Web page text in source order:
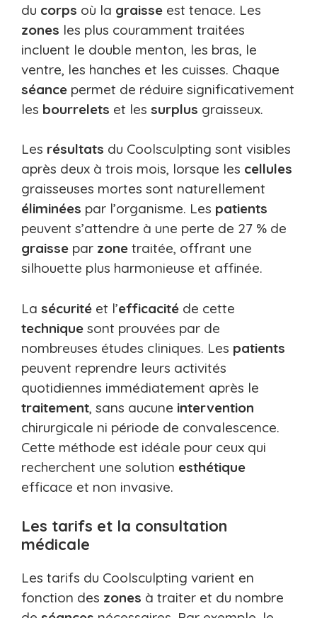
du corps où la graisse est tenace. Les
zones les plus couramment traitées
incluent le double menton, les bras, le
ventre, les hanches et les cuisses. Chaque
séance permet de réduire significativement
les bourrelets et les surplus graisseux.
Les résultats du Coolsculpting sont visibles
après deux à trois mois, lorsque les cellules
graisseuses mortes sont naturellement
éliminées par l’organisme. Les patients
peuvent s’attendre à une perte de 27 % de
graisse par zone traitée, offrant une
silhouette plus harmonieuse et affinée.
La sécurité et l’efficacité de cette
technique sont prouvées par de
nombreuses études cliniques. Les patients
peuvent reprendre leurs activités
quotidiennes immédiatement après le
traitement, sans aucune intervention
chirurgicale ni période de convalescence.
Cette méthode est idéale pour ceux qui
recherchent une solution esthétique
efficace et non invasive.
Les tarifs et la consultation
médicale
Les tarifs du Coolsculpting varient en
fonction des zones à traiter et du nombre